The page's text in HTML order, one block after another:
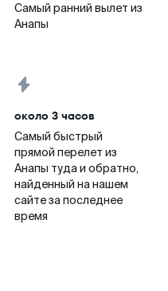
Самый ранний вылет из
Анапы
около 3 часов
Самый быстрый
прямой перелет из
Анапы туда и обратно,
найденный на нашем
сайте за последнее
время